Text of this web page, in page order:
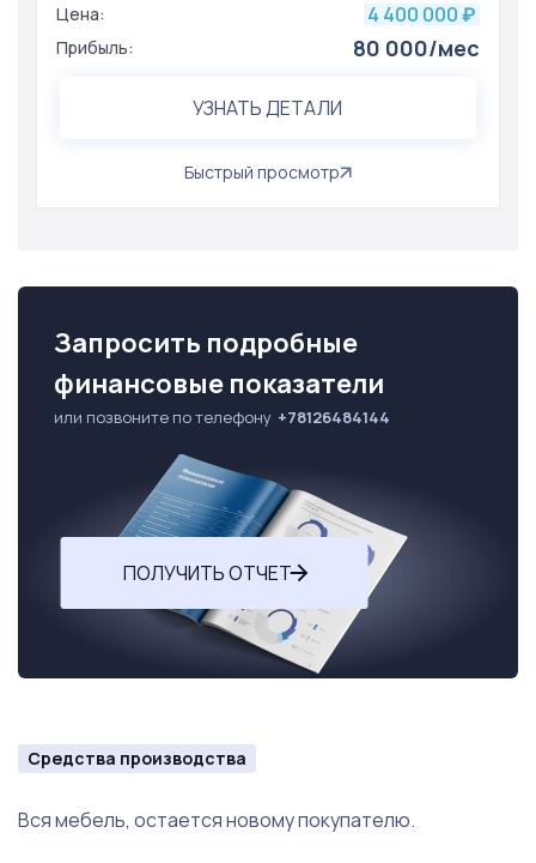
Цена:
4 400 000 ₽
Прибыль: 80 000/мес
УЗНАТЬ ДЕТАЛИ
Быстрый просмотр
Запросить подробные
финансовые показатели
или позвоните по телефону +78126484144
ПОЛУЧИТЬ ОТЧЕТ
Средства производства
Вся мебель, остается новому покупателю.